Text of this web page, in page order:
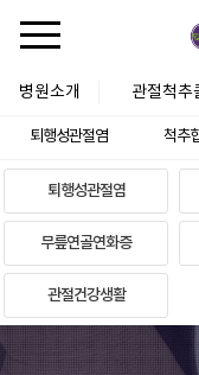
병원소개 관절척추
퇴행성관절염 척추
퇴행성관절염
무릎연골연화증
관절건강생활